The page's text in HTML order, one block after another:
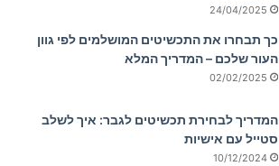
24/04/2025
כך תבחרו את התכשיטים המושלמים לפי גוון
העור שלכם – המדריך המלא
02/02/2025
המדריך לבחירת תכשיטים לגבר: איך לשלב
סטייל עם אישיות
10/12/2024